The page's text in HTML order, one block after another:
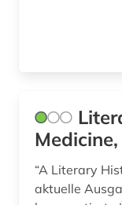
“A Literary
aktuelle